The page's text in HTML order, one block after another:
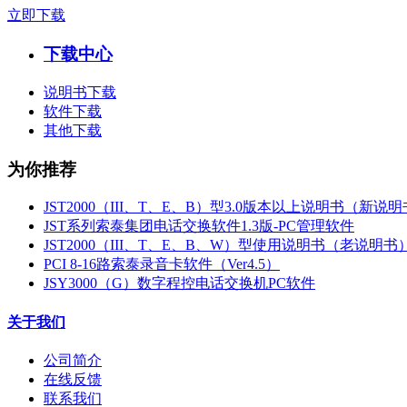
立即下载
下载中心
说明书下载
软件下载
其他下载
为你推荐
JST2000（III、T、E、B）型3.0版本以上说明书（新说明
JST系列索泰集团电话交换软件1.3版-PC管理软件
JST2000（III、T、E、B、W）型使用说明书（老说明书）
PCI 8-16路索泰录音卡软件（Ver4.5）
JSY3000（G）数字程控电话交换机PC软件
关于我们
公司简介
在线反馈
联系我们